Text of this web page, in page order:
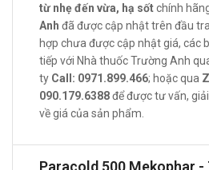
không hiệu quả.
Tác dụng - Chỉ định của
Giảm đau tạm thời trong các
sốt trong các trường hợp:
Sốt do chích ngừa, cảm lạnh,
từ nhẹ đến vừa, hạ sốtchính
Anh đã được cập nhật trên đầu
hợp chưa được cập nhật giá, các
tiếp với Nhà thuốc Trường Anh
ty Call: 0971.899.466; hoặc qua
090.179.6388để được tư vấn,
về giá của sản phẩm.
Paracold 500 Mekophar -